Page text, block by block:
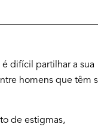
difícil partilhar a sua
homens que têm
de estigmas,